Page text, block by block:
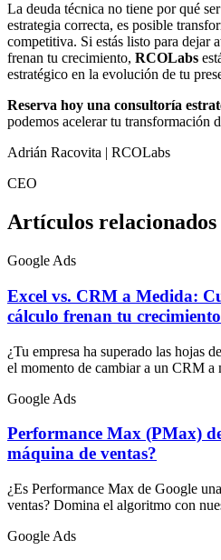
La deuda técnica no tiene por qué
estrategia correcta, es posible
competitiva. Si estás listo para dejar
frenan tu crecimiento, RCOLabs
estratégico en la evolución de tu
Reserva hoy una consultoría
podemos acelerar tu transformación
Adrián Racovita | RCOLabs
CEO
Artículos relacionados
Google Ads
Excel vs. CRM a Medida:
cálculo frenan tu crecimiento
¿Tu empresa ha superado las hojas
el momento de cambiar a un CRM a
Google Ads
Performance Max (PMax)
máquina de ventas?
¿Es Performance Max de Google
ventas? Domina el algoritmo con
Google Ads